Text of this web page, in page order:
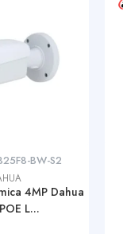
BW-S2
4MP Dahua
L...